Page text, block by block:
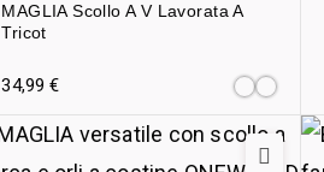
MAGLIA Scollo A V Lavorata A
Tricot
34,99€